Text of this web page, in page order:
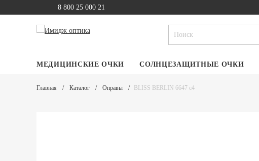
8 800 25 000 21
МЕДИЦИНСКИЕ ОЧКИ СОЛНЦЕЗАЩИТНЫЕ ОЧКИ
Главная Каталог Оправы BLISS BERLIN 6647 c4